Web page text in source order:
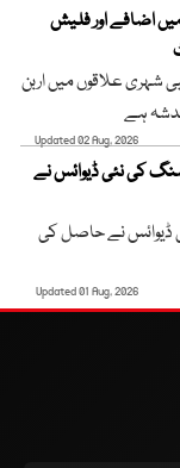
اضافے اور فلیش
شہری علاقوں میں اربن
ہے
Updated 02 Aug, 2026
سنگ کی نئی ڈیوائس نے
ڈیوائس نے حاصل کی
Updated 01 Aug, 2026